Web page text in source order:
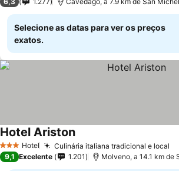
Selecione as datas para ver os preços
exatos.
3 EstrelasHotel Culinária italiana tradicional e local
Hotel AristonVer preços
9,1 Excelente 1.201 Molveno, a 14.1 km de